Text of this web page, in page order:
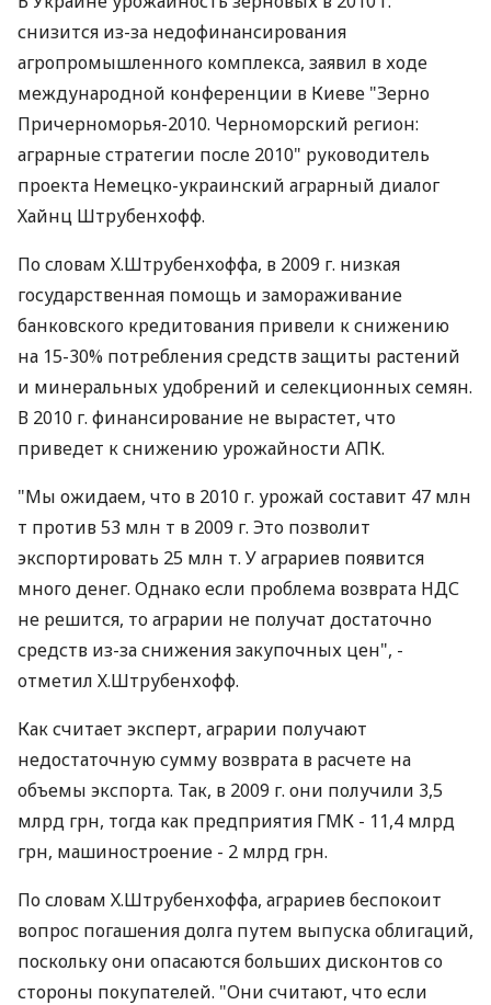
снизится из-за недофинансирования
агропромышленного комплекса, заявил в ходе
международной конференции в Киеве "Зерно
Причерноморья-2010. Черноморский регион:
аграрные стратегии после 2010" руководитель
проекта Немецко-украинский аграрный диалог
Хайнц Штрубенхофф.
По словам Х.Штрубенхоффа, в 2009 г. низкая
государственная помощь и замораживание
банковского кредитования привели к снижению
на 15-30% потребления средств защиты растений
и минеральных удобрений и селекционных семян.
В 2010 г. финансирование не вырастет, что
приведет к снижению урожайности АПК.
"Мы ожидаем, что в 2010 г. урожай составит 47 млн
т против 53 млн т в 2009 г. Это позволит
экспортировать 25 млн т. У аграриев появится
много денег. Однако если проблема возврата НДС
не решится, то аграрии не получат достаточно
средств из-за снижения закупочных цен", -
отметил Х.Штрубенхофф.
Как считает эксперт, аграрии получают
недостаточную сумму возврата в расчете на
объемы экспорта. Так, в 2009 г. они получили 3,5
млрд грн, тогда как предприятия ГМК - 11,4 млрд
грн, машиностроение - 2 млрд грн.
По словам Х.Штрубенхоффа, аграриев беспокоит
вопрос погашения долга путем выпуска облигаций,
поскольку они опасаются больших дисконтов со
стороны покупателей. "Они считают, что если